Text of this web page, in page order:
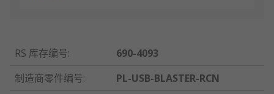
RS 库存编号:
690-4093
制造商零件编号:
PL-USB-BLASTER-RCN